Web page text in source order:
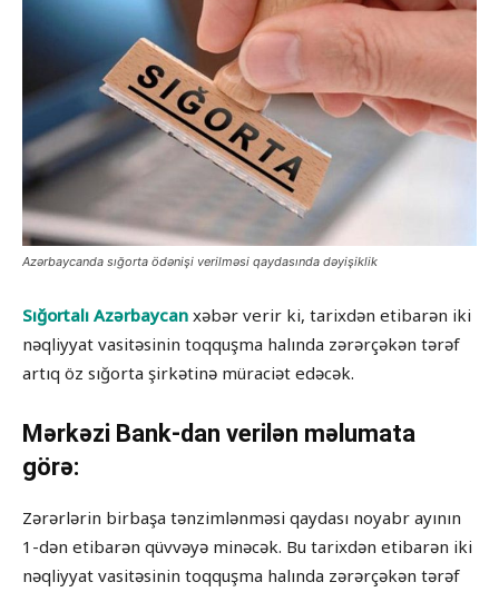
Azərbaycanda sığorta ödənişi verilməsi qaydasında dəyişiklik
Sığortalı Azərbaycan xəbər verir ki, tarixdən etibarən iki
nəqliyyat vasitəsinin toqquşma halında zərərçəkən tərəf
artıq öz sığorta şirkətinə müraciət edəcək.
Mərkəzi Bank-dan verilən məlumata
görə:
Zərərlərin birbaşa tənzimlənməsi qaydası noyabr ayının
1-dən etibarən qüvvəyə minəcək. Bu tarixdən etibarən iki
nəqliyyat vasitəsinin toqquşma halında zərərçəkən tərəf